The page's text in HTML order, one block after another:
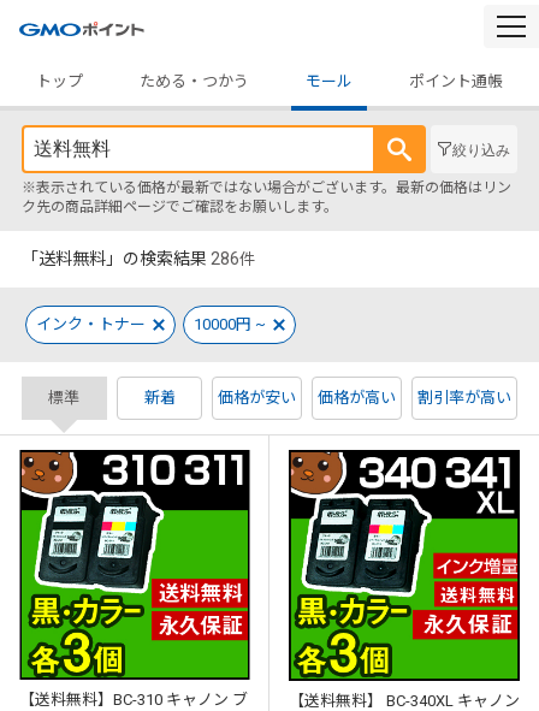
トップ
ためる・つかう モール ポイント通帳
絞り込み
※表示されている価格が最新ではない場合がございます。最新の価格はリン
ク先の商品詳細ページでご確認をお願いします。
「送料無料」の検索結果 286件
インク・トナー 10000円 ~
標準 新着 価格が安い 価格が高い 割引率が高い
【送料無料】BC-310 キャノン ブ
【送料無料】 BC-340XL キャノン